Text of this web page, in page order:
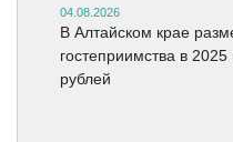
04.08.2026
В Алтайском крае
гостеприимства в
рублей